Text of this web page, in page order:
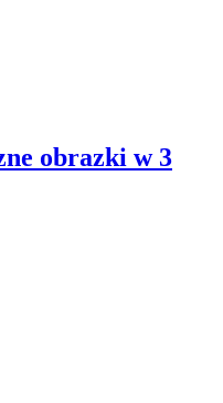
obrazki w 3